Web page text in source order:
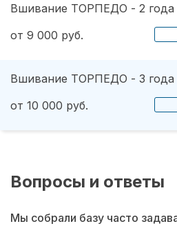
Вшивание ТОРПЕДО - 2 года
от 9 000 руб.
Вшивание ТОРПЕДО - 3 года
от 10 000 руб.
Вопросы и ответы
Мы собрали базу часто